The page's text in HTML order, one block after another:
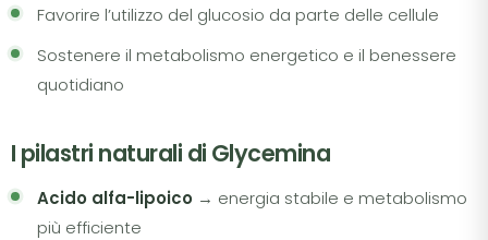
Favorire l’utilizzo del glucosio da parte delle cellule
Sostenere il metabolismo energetico e il benessere
quotidiano
I pilastri naturali di Glycemina
Acido alfa-lipoico → energia stabile e metabolismo
più efficiente